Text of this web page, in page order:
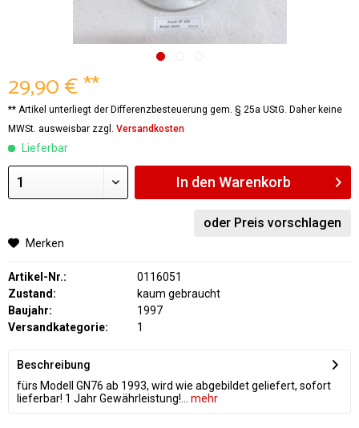
29,90 € **
** Artikel unterliegt der Differenzbesteuerung gem. § 25a UStG. Daher keine
MWSt. ausweisbar zzgl. Versandkosten
Lieferbar
In den Warenkorb
oder Preis vorschlagen
Merken
Artikel-Nr.:
0116051
Zustand:
kaum gebraucht
Baujahr:
1997
Versandkategorie:
1
Beschreibung
fürs Modell GN76 ab 1993, wird wie abgebildet geliefert, sofort
lieferbar! 1 Jahr Gewährleistung!...
mehr